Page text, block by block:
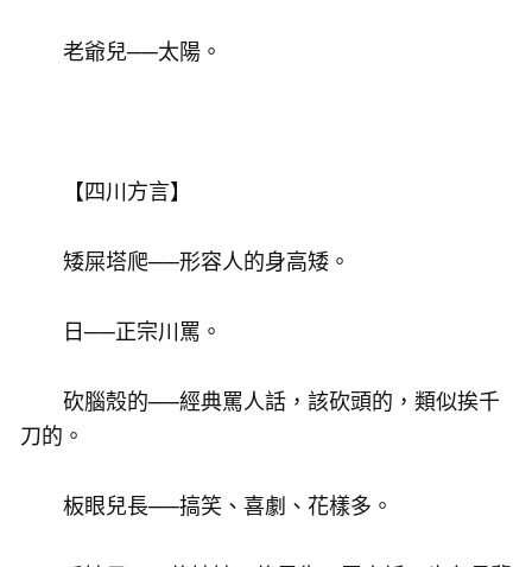
老爺兒──太陽。
【四川方言】
矮屎塔爬──形容人的身高矮。
日──正宗川罵。
砍腦殼的──經典罵人話，該砍頭的，類似挨千
刀的。
板眼兒長──搞笑、喜劇、花樣多。